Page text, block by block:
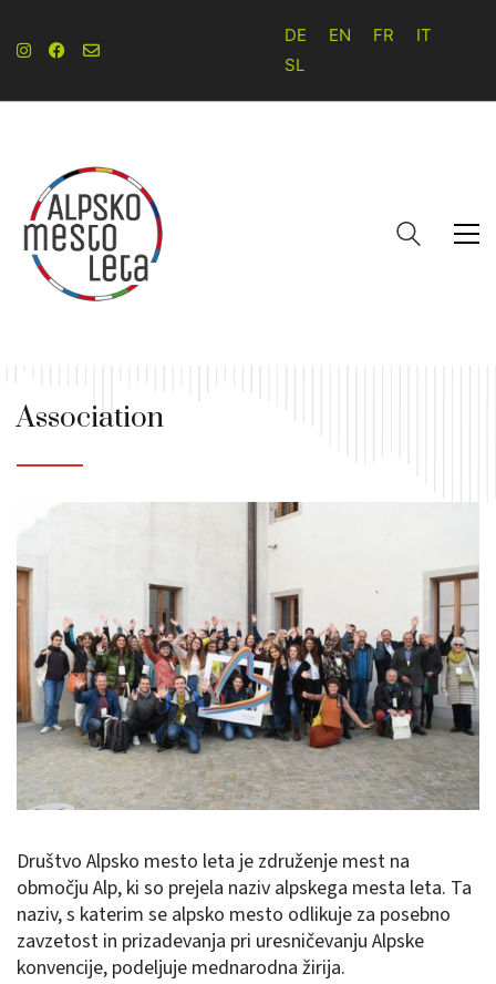
DE EN FR
IT
SL
Association
Društvo Alpsko mesto leta je združenje mest na
območju Alp, ki so prejela naziv alpskega mesta leta. Ta
naziv, s katerim se alpsko mesto odlikuje za posebno
zavzetost in prizadevanja pri uresničevanju Alpske
konvencije, podeljuje mednarodna žirija.